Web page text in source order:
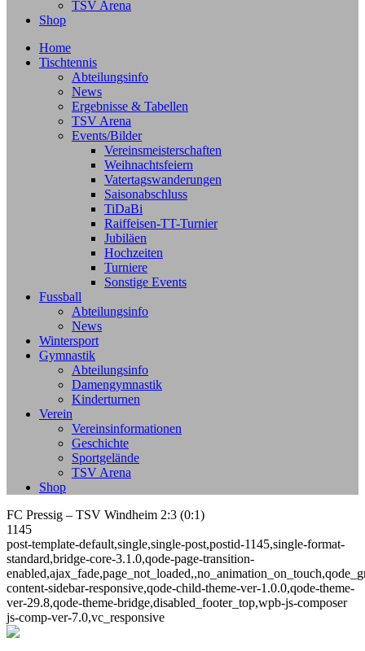
TSV Arena
Shop
Home
Tischtennis
Abteilungsinfo
News
Ergebnisse & Tabellen
TSV Arena
Events/Bilder
Vereinsmeisterschaften
Weihnachtsfeiern
Vatertagswanderungen
Saisonabschluss
TiDaBi
Raiffeisen-TT-Turnier
Jubiläen
Hochzeiten
Turniere
Sonstige Events
Fussball
Abteilungsinfo
News
Wintersport
Gymnastik
Abteilungsinfo
Damengymnastik
Kinderturnen
Verein
Vereinsinformationen
Geschichte
Sportgelände
TSV Arena
Shop
FC Pressig – TSV Windheim 2:3 (0:1)
1145
post-template-default,single,single-post,postid-1145,single-format-
standard,bridge-core-3.1.0,qode-page-transition-
content-sidebar-responsive,qode-child-theme-ver-1.0.0,qode-theme-
ver-29.8,qode-theme-bridge,disabled_footer_top,wpb-js-composer
js-comp-ver-7.0,vc_responsive